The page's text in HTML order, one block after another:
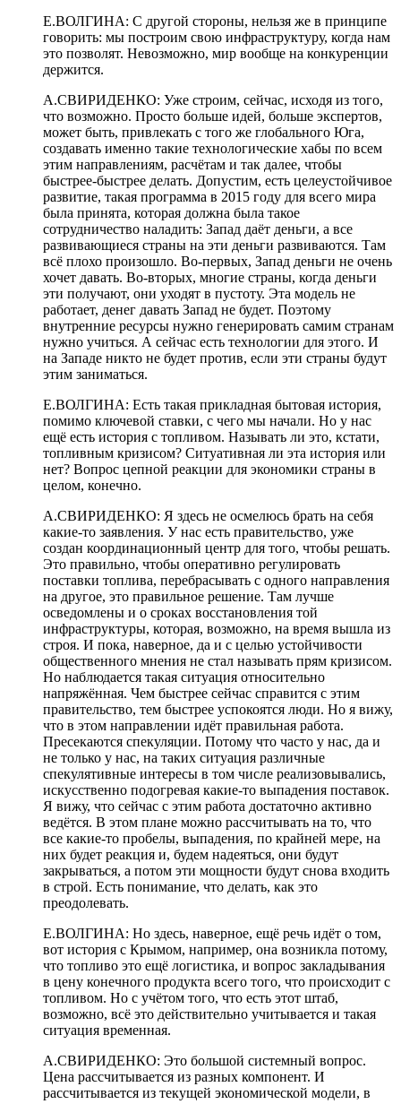
Е.ВОЛГИНА: С другой стороны, нельзя же в принципе
говорить: мы построим свою инфраструктуру, когда нам
это позволят. Невозможно, мир вообще на конкуренции
держится.
А.СВИРИДЕНКО: Уже строим, сейчас, исходя из того,
что возможно. Просто больше идей, больше экспертов,
может быть, привлекать с того же глобального Юга,
создавать именно такие технологические хабы по всем
этим направлениям, расчётам и так далее, чтобы
быстрее-быстрее делать. Допустим, есть целеустойчивое
развитие, такая программа в 2015 году для всего мира
была принята, которая должна была такое
сотрудничество наладить: Запад даёт деньги, а все
развивающиеся страны на эти деньги развиваются. Там
всё плохо произошло. Во-первых, Запад деньги не очень
хочет давать. Во-вторых, многие страны, когда деньги
эти получают, они уходят в пустоту. Эта модель не
работает, денег давать Запад не будет. Поэтому
внутренние ресурсы нужно генерировать самим странам
нужно учиться. А сейчас есть технологии для этого. И
на Западе никто не будет против, если эти страны будут
этим заниматься.
Е.ВОЛГИНА: Есть такая прикладная бытовая история,
помимо ключевой ставки, с чего мы начали. Но у нас
ещё есть история с топливом. Называть ли это, кстати,
топливным кризисом? Ситуативная ли эта история или
нет? Вопрос цепной реакции для экономики страны в
целом, конечно.
А.СВИРИДЕНКО: Я здесь не осмелюсь брать на себя
какие-то заявления. У нас есть правительство, уже
создан координационный центр для того, чтобы решать.
Это правильно, чтобы оперативно регулировать
поставки топлива, перебрасывать с одного направления
на другое, это правильное решение. Там лучше
осведомлены и о сроках восстановления той
инфраструктуры, которая, возможно, на время вышла из
строя. И пока, наверное, да и с целью устойчивости
общественного мнения не стал называть прям кризисом.
Но наблюдается такая ситуация относительно
напряжённая. Чем быстрее сейчас справится с этим
правительство, тем быстрее успокоятся люди. Но я вижу,
что в этом направлении идёт правильная работа.
Пресекаются спекуляции. Потому что часто у нас, да и
не только у нас, на таких ситуация различные
спекулятивные интересы в том числе реализовывались,
искусственно подогревая какие-то выпадения поставок.
Я вижу, что сейчас с этим работа достаточно активно
ведётся. В этом плане можно рассчитывать на то, что
все какие-то пробелы, выпадения, по крайней мере, на
них будет реакция и, будем надеяться, они будут
закрываться, а потом эти мощности будут снова входить
в строй. Есть понимание, что делать, как это
преодолевать.
Е.ВОЛГИНА: Но здесь, наверное, ещё речь идёт о том,
вот история с Крымом, например, она возникла потому,
что топливо это ещё логистика, и вопрос закладывания
в цену конечного продукта всего того, что происходит с
топливом. Но с учётом того, что есть этот штаб,
возможно, всё это действительно учитывается и такая
ситуация временная.
А.СВИРИДЕНКО: Это большой системный вопрос.
Цена рассчитывается из разных компонент. И
рассчитывается из текущей экономической модели, в